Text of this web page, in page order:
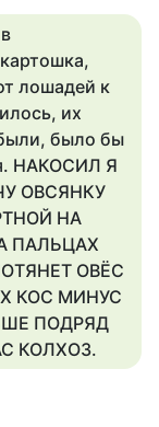
лошадей к
их
было бы
НАКОСИЛ Я
ОВСЯНКУ
НА
ПАЛЬЦАХ
ОВЁС
КОС МИНУС
ПОДРЯД
КОЛХОЗ.